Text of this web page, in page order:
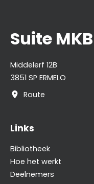
Suite
Middelerf 12B
3851 SP ERMELO
Route
Links
Bibliotheek
Hoe het werkt
Deelnemers